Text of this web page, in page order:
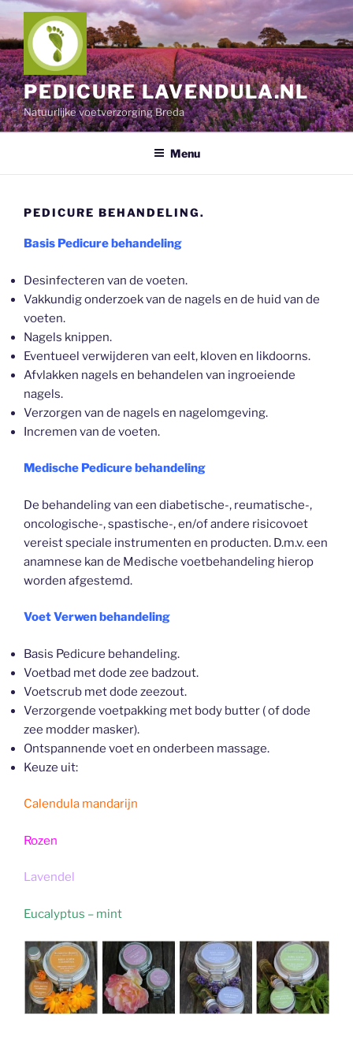
de
inhoud
PEDICURE LAVENDULA.NL
Natuurlijke voetverzorging Breda
Menu
PEDICURE BEHANDELING.
Basis Pedicure behandeling
Desinfecteren van de voeten.
Vakkundig onderzoek van de nagels en de huid van de
voeten.
Nagels knippen.
Eventueel verwijderen van eelt, kloven en likdoorns.
Afvlakken nagels en behandelen van ingroeiende
nagels.
Verzorgen van de nagels en nagelomgeving.
Incremen van de voeten.
Medische Pedicure behandeling
De behandeling van een diabetische-, reumatische-,
oncologische-, spastische-, en/of andere risicovoet
vereist speciale instrumenten en producten. D.m.v. een
anamnese kan de Medische voetbehandeling hierop
worden afgestemd.
Voet Verwen behandeling
Basis Pedicure behandeling.
Voetbad met dode zee badzout.
Voetscrub met dode zeezout.
Verzorgende voetpakking met body butter ( of dode
zee modder masker).
Ontspannende voet en onderbeen massage.
Keuze uit:
Calendula mandarijn
Rozen
Lavendel
Eucalyptus – mint